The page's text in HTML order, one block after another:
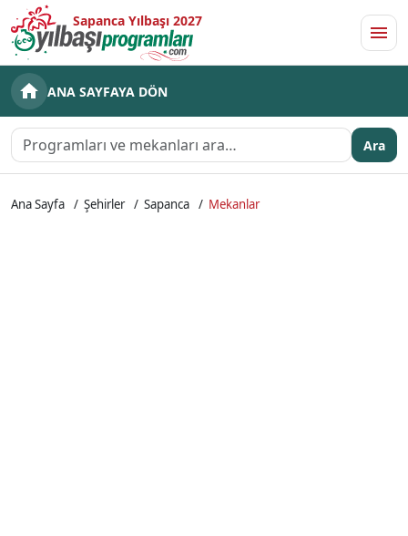
Sapanca Yılbaşı 2027
ANA SAYFAYA DÖN
Ara
Ana Sayfa Şehirler Sapanca Mekanlar